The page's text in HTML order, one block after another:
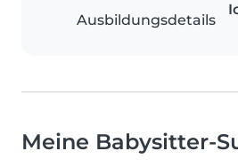
Ausbildungsdetails
Meine Babysitter-